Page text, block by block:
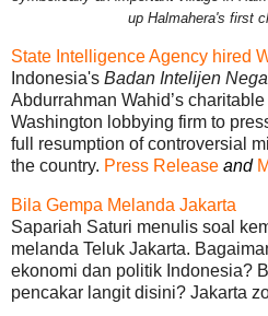
up Halmahera's first
State Intelligence Agency hired
Indonesia's Badan Intelijen
Abdurrahman Wahid’s
Washington lobbying firm to
full resumption of controversial
the country. Press Release and
Bila Gempa Melanda Jakarta
Sapariah Saturi menulis soal
melanda Teluk Jakarta.
ekonomi dan politik Indonesia?
pencakar langit disini? Jakarta